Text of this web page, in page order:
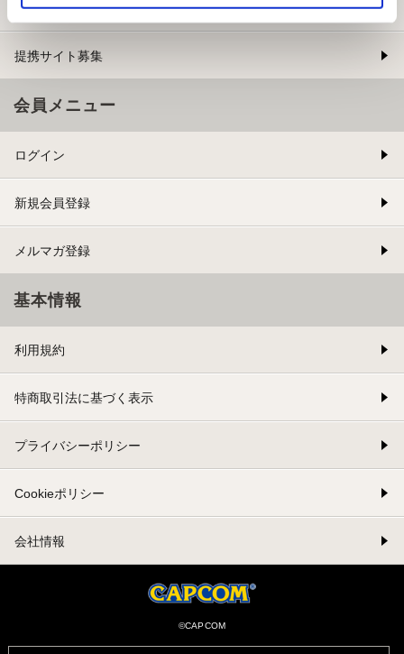
お問い合わせ
提携サイト募集
会員メニュー
ログイン
新規会員登録
メルマガ登録
基本情報
利用規約
特商取引法に基づく表示
プライバシーポリシー
Cookieポリシー
会社情報
©CAPCOM